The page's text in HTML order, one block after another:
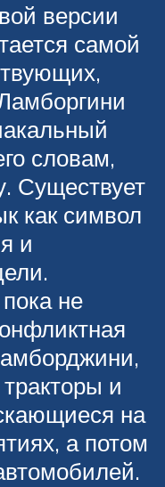
версии
самой
словам,
Существует
как символ
и
не
и
на
а потом